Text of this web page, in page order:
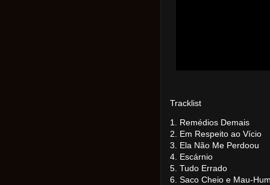
Tracklist
1. Remédios Demais
2. Em Respeito ao Vício
3. Ela Não Me Perdoou
4. Escárnio
5. Tudo Errado
6. Saco Cheio e Mau-